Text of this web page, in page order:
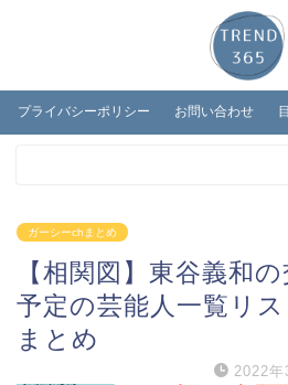
プライバシーポリシー お問い合わせ
ガーシーchまとめ
【相関図】東谷義和
予定の芸能人一覧リ
まとめ
2022年